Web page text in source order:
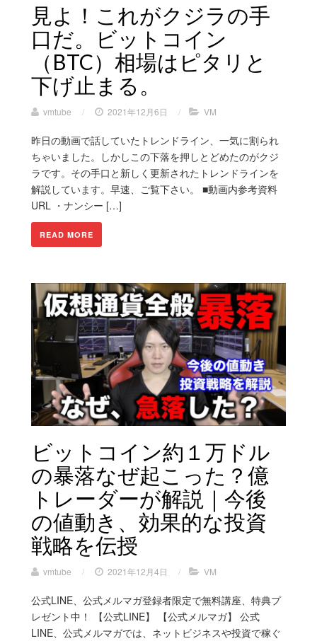
見よ！これがクジラの手
口だ。ビットコイン
（BTC）相場はピタリと
下げ止まる。
vmtube / 2021年12月6日 / VM
昨日の動画で話していたトレンドライン、一気に割られ
ちゃいました。しかしこの下落を押しとどめたのがクジ
ラです。その手口と新しく更新されたトレンドラインを
解説しています。早速、ご覧下さい。 ■動画内参考資料
URL ・ナンシー […]
READ MORE
ビットコイン約１万ドル
の暴落なぜ起こった？億
トレーダーが解説｜今後
の値動き、効果的な投資
戦略を伝授
vmtube / 2021年12月4日 / VM
公式LINE、公式メルマガ登録者限定で無料講座、特典プ
レゼント中！ 【公式LINE】 【公式メルマガ】 公式
LINE、公式メルマガでは、ネットビジネスや投資で稼ぐ